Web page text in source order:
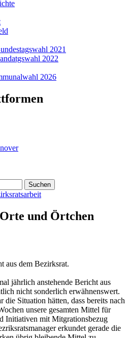
2021
2022
2026
Orte und Örtchen
aus dem Bezirksrat.
jährlich anstehende Bericht aus
nicht sonderlich erwähnenswert.
die Situation hätten, dass bereits nach
unsere gesamten Mittel für
Initiativen mit Mitgrationsbezug
erkundet gerade die